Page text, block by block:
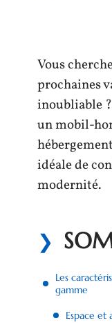
Vous
prochaines
inoubliable
un mobil-
idéale de
modernité.
Les
gamme
Espace